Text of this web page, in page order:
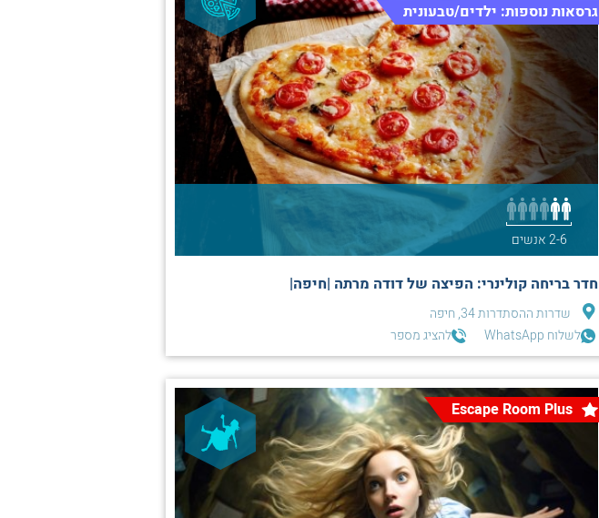
גרסאות נוספות: ילדים/טבעונית
2-6 אנשים
חדר בריחה קולינרי: הפיצה של דודה מרתה |חיפה|
שדרות ההסתדרות 34, חיפה
לשלוח WhatsApp
להציג מספר
Escape Room Plus